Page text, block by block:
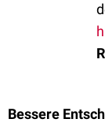
Bessere